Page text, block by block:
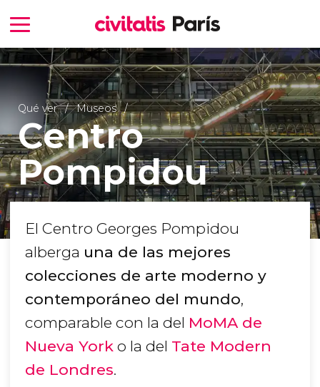
Qué ver Museos
Centro
Pompidou
El Centro Georges Pompidou
alberga una de las mejores
colecciones de arte moderno y
contemporáneo del mundo,
comparable con la del MoMA de
Nueva York o la del Tate Modern
de Londres.